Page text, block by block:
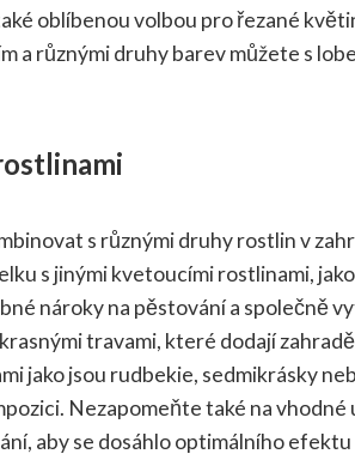
oblíbenou volbou pro řezané
a různými druhy barev můžete s
s různými druhy rostlin v
s jinými kvetoucími rostlinami,
nároky na pěstování a společně
travami, které dodají
jako jsou rudbekie, sedmikrásky
Nezapomeňte také na
aby se dosáhlo optimálního